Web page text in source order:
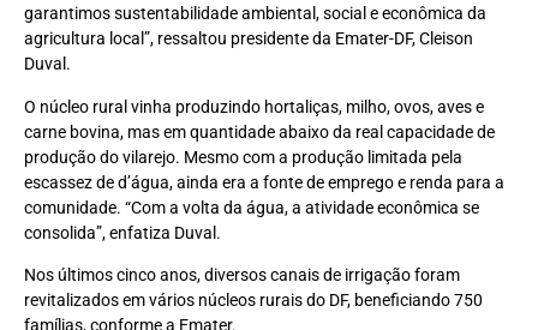
garantimos sustentabilidade ambiental, social e econômica da
agricultura local”, ressaltou presidente da Emater-DF, Cleison
Duval.
O núcleo rural vinha produzindo hortaliças, milho, ovos, aves e
carne bovina, mas em quantidade abaixo da real capacidade de
produção do vilarejo. Mesmo com a produção limitada pela
escassez de d’água, ainda era a fonte de emprego e renda para a
comunidade. “Com a volta da água, a atividade econômica se
consolida”, enfatiza Duval.
Nos últimos cinco anos, diversos canais de irrigação foram
revitalizados em vários núcleos rurais do DF, beneficiando 750
famílias, conforme a Emater.